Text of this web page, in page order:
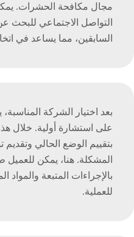
مجال مكافحة الحشرات.
التواصل الاجتماعي للبحث
السابقين، مما يساعد في
بعد اختيار الشركة
على استشارة أولية. خلال
بتقييم الوضع الحالي
المشكلة. هنا، يمكن للعميل
بالإجراءات المتبعة
للعملية.